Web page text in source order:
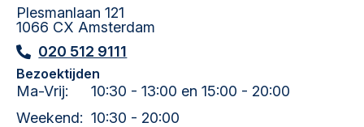
Plesmanlaan 121
1066 CX Amsterdam
020 512 9111
Bezoektijden
Ma-Vrij:
10:30 - 13:00 en 15:00 - 20:00
Weekend: 10:30 - 20:00